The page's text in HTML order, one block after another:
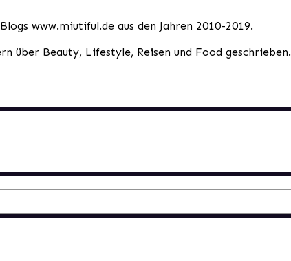
www.miutiful.de aus den Jahren 2010-2019.
über Beauty, Lifestyle, Reisen und Food geschrieben.